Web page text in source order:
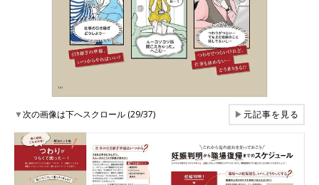
▼次の画像は下へスクロール (29/37) ▶元記事を見る